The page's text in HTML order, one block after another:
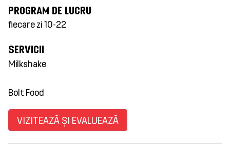
PROGRAM DE LUCRU
fiecare zi 10-22
SERVICII
Milkshake
Bolt Food
VIZITEAZĂ ȘI EVALUEAZĂ